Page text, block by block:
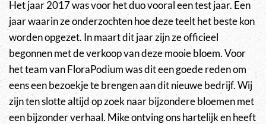
Het jaar 2017 was voor het duo vooral een test jaar. Een
jaar waarin ze onderzochten hoe deze teelt het beste kon
worden opgezet. In maart dit jaar zijn ze officieel
begonnen met de verkoop van deze mooie bloem. Voor
het team van FloraPodium was dit een goede reden om
eens een bezoekje te brengen aan dit nieuwe bedrijf. Wij
zijn ten slotte altijd op zoek naar bijzondere bloemen met
een bijzonder verhaal. Mike ontving ons hartelijk en heeft